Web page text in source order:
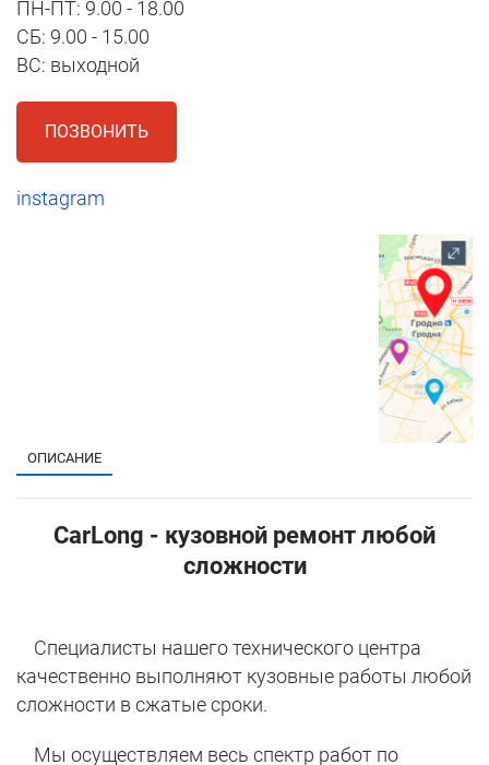
ПН-ПТ: 9.00 - 18.00
СБ: 9.00 - 15.00
ВС: выходной
ПОЗВОНИТЬ
instagram
ОПИСАНИЕ
CarLong - кузовной ремонт любой
сложности
Специалисты нашего технического центра
качественно выполняют кузовные работы любой
сложности в сжатые сроки.
Мы осуществляем весь спектр работ по